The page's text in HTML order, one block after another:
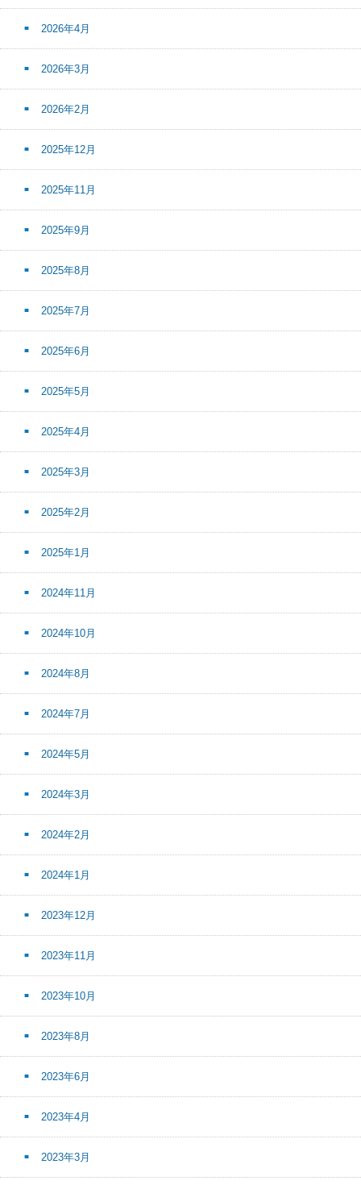
2026年4月
2026年3月
2026年2月
2025年12月
2025年11月
2025年9月
2025年8月
2025年7月
2025年6月
2025年5月
2025年4月
2025年3月
2025年2月
2025年1月
2024年11月
2024年10月
2024年8月
2024年7月
2024年5月
2024年3月
2024年2月
2024年1月
2023年12月
2023年11月
2023年10月
2023年8月
2023年6月
2023年4月
2023年3月